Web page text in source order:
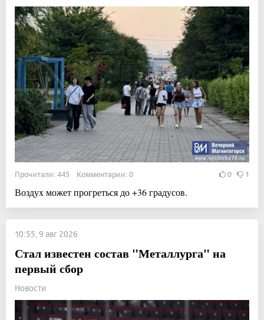
Прочитали: 445 Комментарии: 0 0 1
Воздух может прогреться до +36 градусов.
10:55, 9 авг 2026
Стал известен состав "Металлурга" на
первый сбор
Новости